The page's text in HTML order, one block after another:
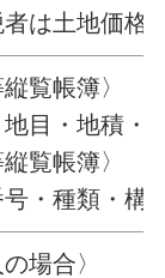
者は土地価
覧帳簿〉
目・地積・
覧帳簿〉
・種類・構
場合〉